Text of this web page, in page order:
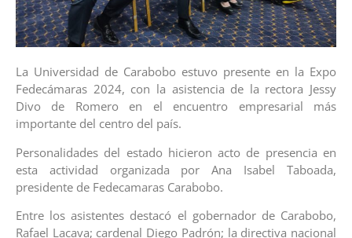
La Universidad de Carabobo estuvo presente en la Expo
Fedecámaras 2024, con la asistencia de la rectora Jessy
Divo de Romero en el encuentro empresarial más
importante del centro del país.
Personalidades del estado hicieron acto de presencia en
esta actividad organizada por Ana Isabel Taboada,
presidente de Fedecamaras Carabobo.
Entre los asistentes destacó el gobernador de Carabobo,
Rafael Lacava; cardenal Diego Padrón; la directiva nacional